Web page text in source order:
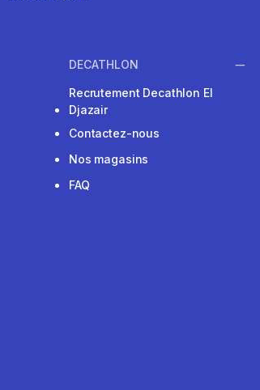
DECATHLON
Recrutement Decathlon El
Djazair
Contactez-nous
Nos magasins
FAQ